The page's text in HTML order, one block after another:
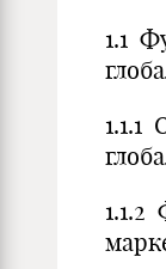
1.1
1.1.2